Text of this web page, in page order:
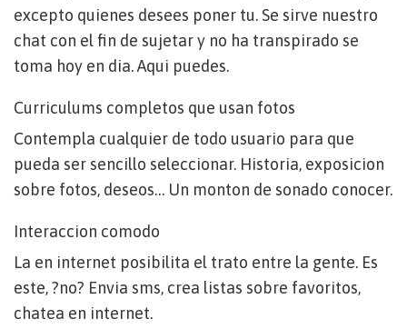
excepto quienes desees poner tu. Se sirve nuestro
chat con el fin de sujetar y no ha transpirado se
toma hoy en dia. Aqui puedes.
Curriculums completos que usan fotos
Contempla cualquier de todo usuario para que
pueda ser sencillo seleccionar. Historia, exposicion
sobre fotos, deseos… Un monton de sonado conocer.
Interaccion comodo
La en internet posibilita el trato entre la gente. Es
este, ?no? Envia sms, crea listas sobre favoritos,
chatea en internet.